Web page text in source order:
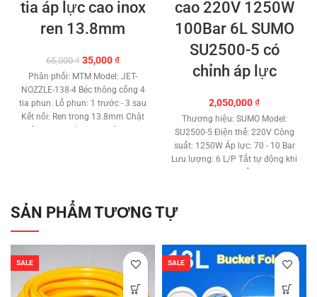
tia áp lực cao inox
ren 13.8mm
65,000₫ Giá
gốc
là:
65,000 ₫.
35,000₫Giá
hiện
tại
là:
35,000 ₫.
Phân phối: MTM Model: JET-
NOZZLE-138-4 Béc thông cống 4
tia phun. Lổ phun: 1 trước - 3 sau
Kết nối: Ren trong 13.8mm Chật
cao 220V 1250W
100Bar 6L SUMO
SU2500-5 có
chỉnh áp lực
2,050,000₫
Thương hiệu: SUMO Model:
SU2500-5 Điện thế: 220V Công
suất: 1250W Áp lực: 70 - 10 Bar
Lưu lượng: 6 L/P Tắt tự động khi
mồi nước. Motor lõi đồng 100%.
ống nối dài súng xịt. Kích thước:
41.5 x 20 x 41.5 Cm. Trọng
lượng: 12 Kg. Bảo hành: 6 tháng.
(không BH súng, ống, đồng hồ áp
SẢN PHẨM TƯƠNG TỰ
SALE SALE